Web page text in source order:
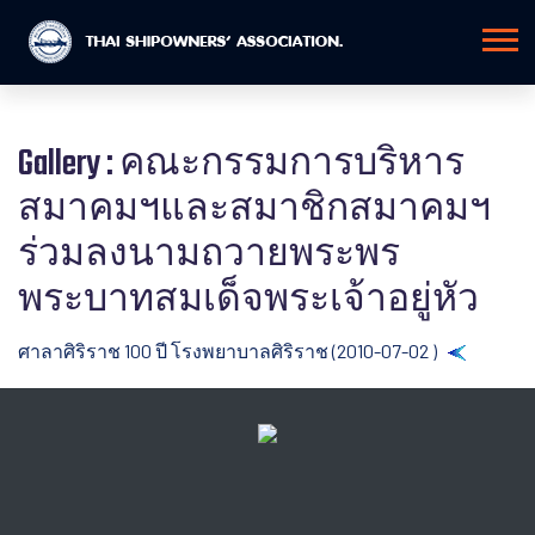
Gallery : คณะกรรมการบริหาร
สมาคมฯและสมาชิกสมาคมฯ
ร่วมลงนามถวายพระพร
พระบาทสมเด็จพระเจ้าอยู่หัว
ศาลาศิริราช 100 ปี โรงพยาบาลศิริราช (2010-07-02 )